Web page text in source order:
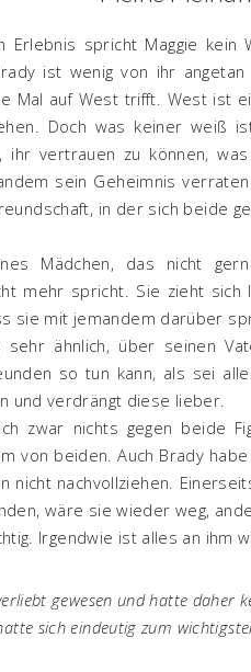
Erlebnis spricht Maggie
ist wenig von ihr
Mal auf West trifft. West ist
Doch was keiner weiß
ihr vertrauen zu können,
sein Geheimnis
in der sich beide
Mädchen, das nicht
mehr spricht. Sie zieht
sie mit jemandem darüber
ähnlich, über seinen
so tun kann, als sei
und verdrängt diese lieber.
zwar nichts gegen beide
von beiden. Auch Brady
nicht nachvollziehen.
wäre sie wieder weg,
Irgendwie ist alles an ihm
gewesen und hatte daher
sich eindeutig zum